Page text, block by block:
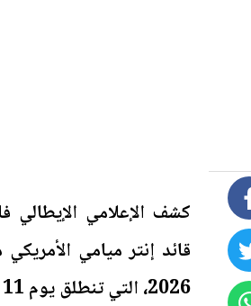
كشف الإعلامي الإيطالي
قائد إنتر ميامي
2026، التي تنطلق يوم 11 يونيو المقبل في الولايات المتحدة وكندا والمكسيك.